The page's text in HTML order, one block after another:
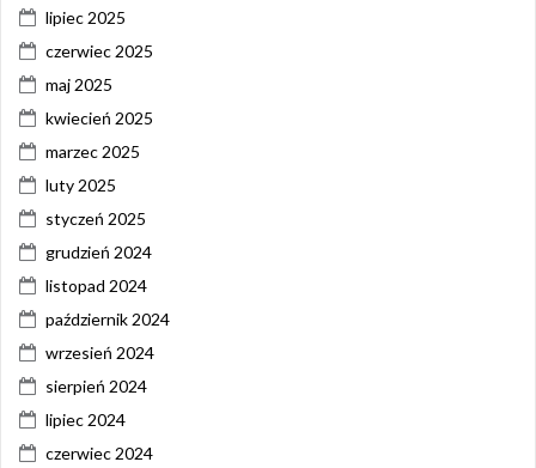
lipiec 2025
czerwiec 2025
maj 2025
kwiecień 2025
marzec 2025
luty 2025
styczeń 2025
grudzień 2024
listopad 2024
październik 2024
wrzesień 2024
sierpień 2024
lipiec 2024
czerwiec 2024